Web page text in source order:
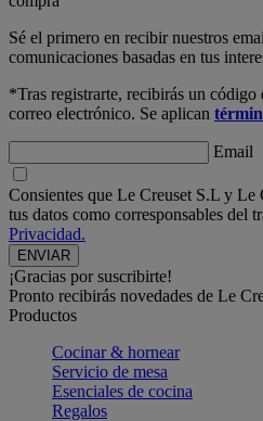
Sé el primero en recibir nuestros
comunicaciones basadas en tus
*Tras registrarte, recibirás un código
correo electrónico. Se aplican
Email
Consientes que Le Creuset S.L y
tus datos como corresponsables del
Privacidad.
¡Gracias por suscribirte!
Pronto recibirás novedades de Le
Productos
Cocinar & hornear
Servicio de mesa
Esenciales de cocina
Regalos